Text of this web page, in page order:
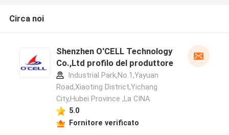
Circa noi
Shenzhen O'CELL Technology
Co.,Ltd profilo del produttore
Industrial Park,No.1,Yayuan
Road,Xiaoting District,Yichang
City,Hubei Province ,La CINA
5.0
Fornitore verificato